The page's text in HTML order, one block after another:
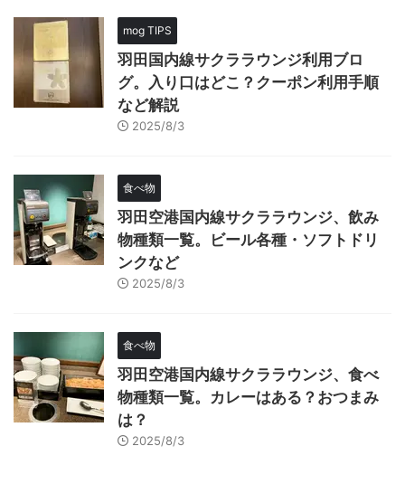
mog TIPS
羽田国内線サクララウンジ利用ブロ
グ。入り口はどこ？クーポン利用手順
など解説
2025/8/3
食べ物
羽田空港国内線サクララウンジ、飲み
物種類一覧。ビール各種・ソフトドリ
ンクなど
2025/8/3
食べ物
羽田空港国内線サクララウンジ、食べ
物種類一覧。カレーはある？おつまみ
は？
2025/8/3